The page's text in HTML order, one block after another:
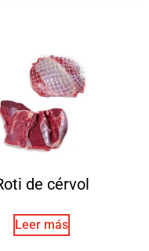
de cérvol
Leer más